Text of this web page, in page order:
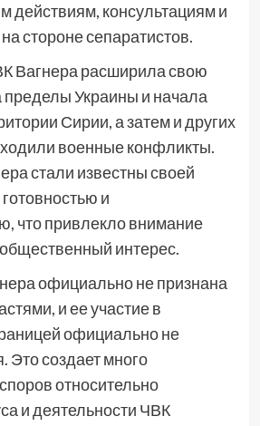
действиям, консультациям и
стороне сепаратистов.
Вагнера расширила свою
пределы Украины и начала
Сирии, а затем и других
военные конфликты.
стали известны своей
и
что привлекло внимание
интерес.
официально не признана
и ее участие в
официально не
Это создает много
относительно
и деятельности ЧВК